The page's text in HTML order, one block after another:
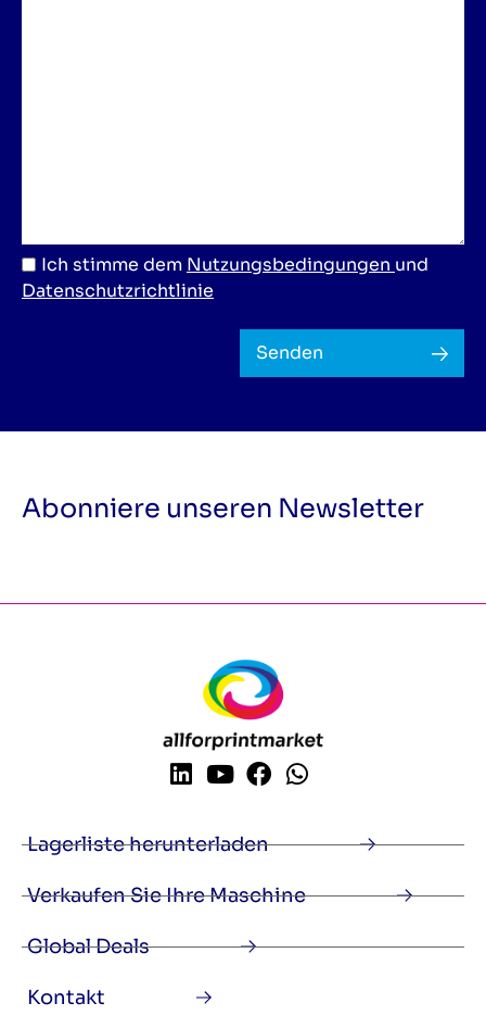
Ich stimme dem Nutzungsbedingungen und
Datenschutzrichtlinie
Senden
Abonniere unseren Newsletter
Lagerliste herunterladen
Verkaufen Sie Ihre Maschine
Global Deals
Kontakt